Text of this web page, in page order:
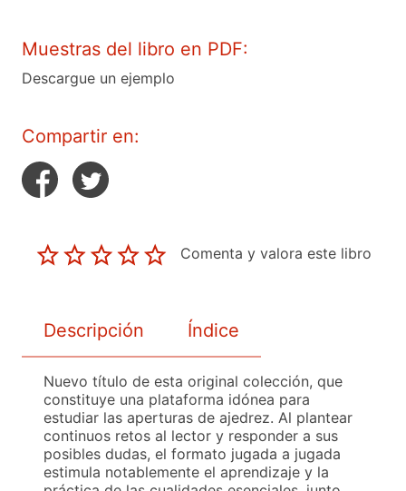
Muestras del libro en PDF:
Descargue un ejemplo
Compartir en:
Comenta y valora este libro
Descripción Índice
Nuevo título de esta original colección, que
constituye una plataforma idónea para
estudiar las aperturas de ajedrez. Al plantear
continuos retos al lector y responder a sus
posibles dudas, el formato jugada a jugada
estimula notablemente el aprendizaje y la